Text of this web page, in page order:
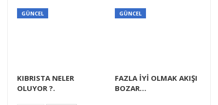
GÜNCEL
KIBRISTA NELER
OLUYOR ?.
GÜNCEL
FAZLA İYİ OLMAK AKIŞI
BOZAR…